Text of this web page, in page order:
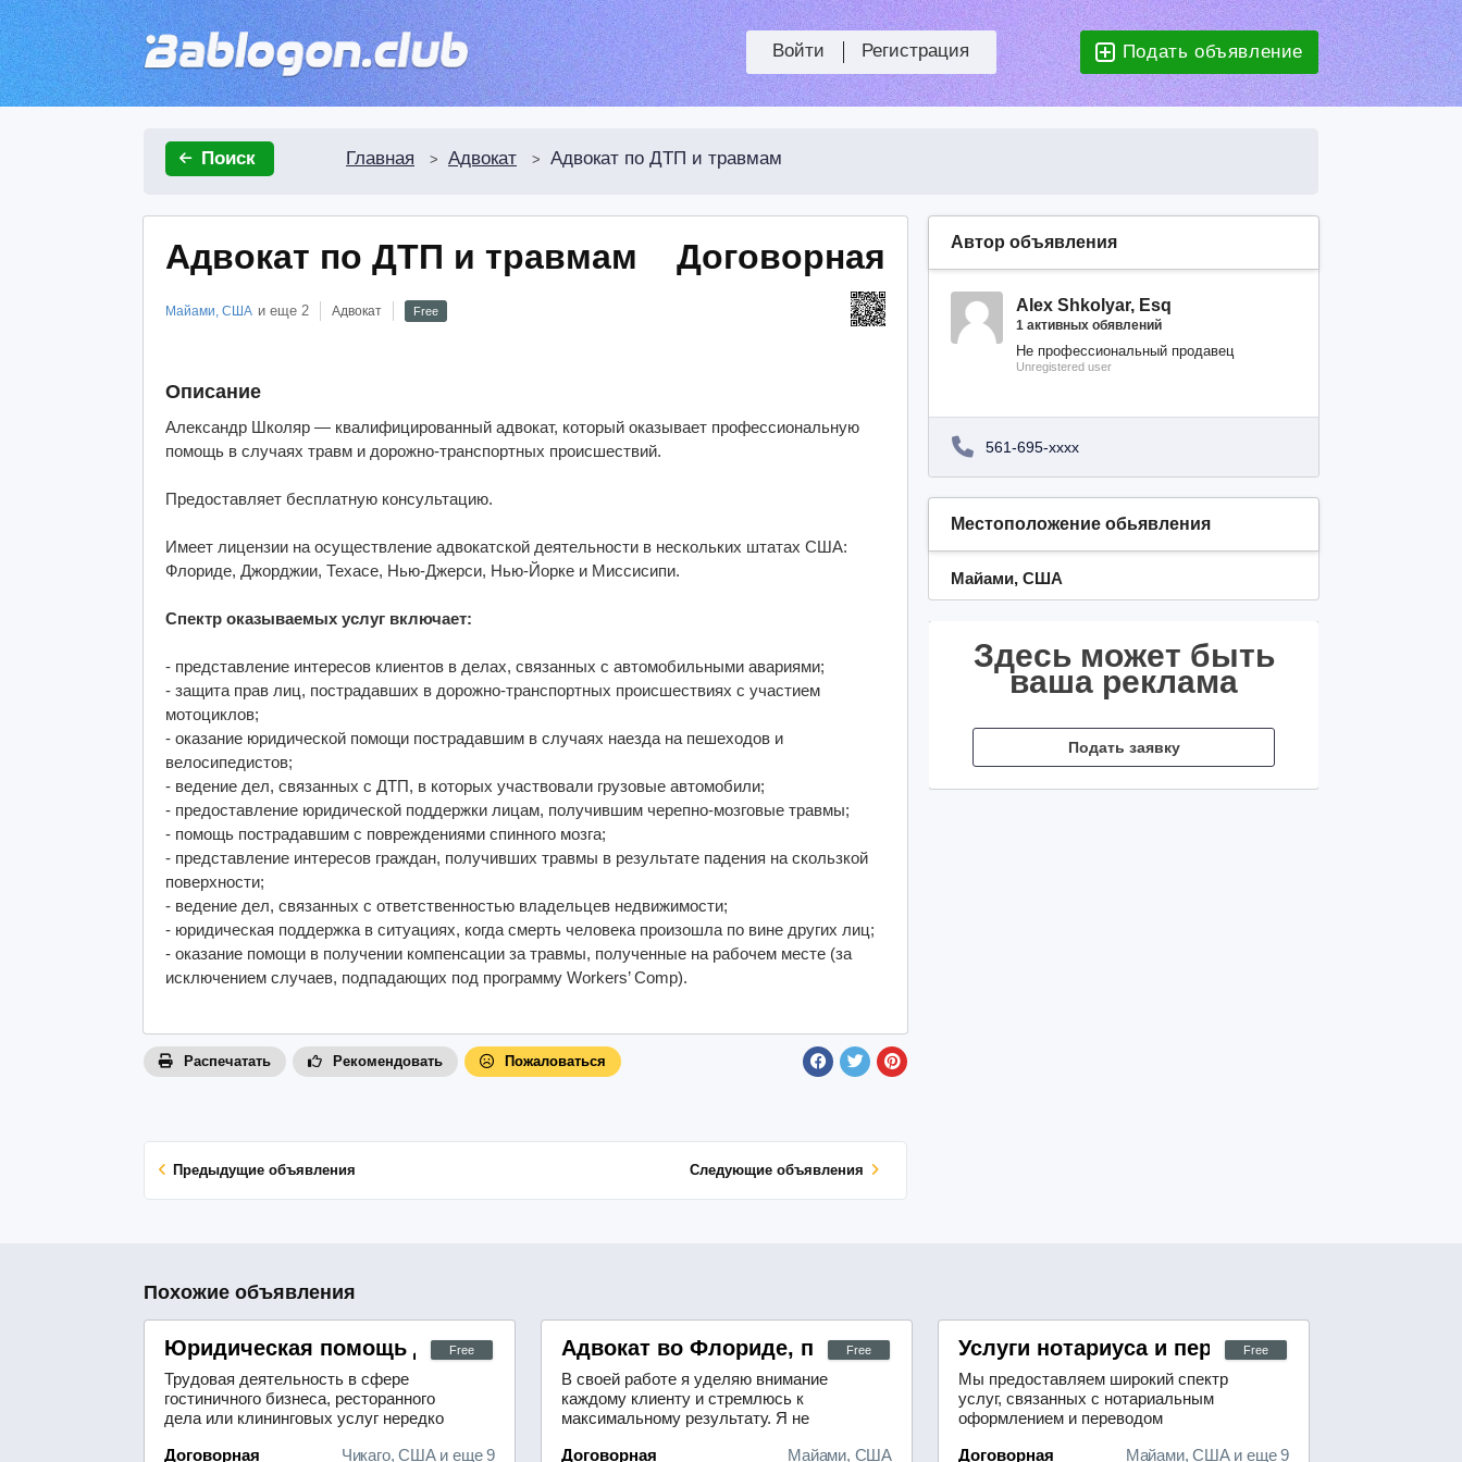
Подать объявление
Регистрация
Войти
Поиск Главная > Адвокат > Адвокат по ДТП и травмам
Договорная
Адвокат по ДТП и травмам
Майами, США и еще 2 Адвокат Free
Описание
Александр Школяр — квалифицированный адвокат, который оказывает профессиональную
помощь в случаях травм и дорожно-транспортных происшествий.
Предоставляет бесплатную консультацию.
Имеет лицензии на осуществление адвокатской деятельности в нескольких штатах США:
Флориде, Джорджии, Техасе, Нью-Джерси, Нью-Йорке и Миссисипи.
Спектр оказываемых услуг включает:
- представление интересов клиентов в делах, связанных с автомобильными авариями;
- защита прав лиц, пострадавших в дорожно-транспортных происшествиях с участием
мотоциклов;
- оказание юридической помощи пострадавшим в случаях наезда на пешеходов и
велосипедистов;
- ведение дел, связанных с ДТП, в которых участвовали грузовые автомобили;
- предоставление юридической поддержки лицам, получившим черепно-мозговые травмы;
- помощь пострадавшим с повреждениями спинного мозга;
- представление интересов граждан, получивших травмы в результате падения на скользкой
поверхности;
- ведение дел, связанных с ответственностью владельцев недвижимости;
- юридическая поддержка в ситуациях, когда смерть человека произошла по вине других лиц;
- оказание помощи в получении компенсации за травмы, полученные на рабочем месте (за
исключением случаев, подпадающих под программу Workers’ Comp).
Распечатать Рекомендовать Пожаловаться
Предыдущие объявления Cледующие объявления
Автор объявления
Alex Shkolyar, Esq
1 активных обявлений
Не профессиональный продавец
Unregistered user
561-695-xxxx
Местоположение обьявления
Майами, США
Здесь может быть
ваша реклама
Подать заявку
Похожие объявления
Free
Договорная Чикаго, США и еще 9
Юридическая помощь для работников сферы обслуживания
Трудовая деятельность в сфере
гостиничного бизнеса, ресторанного
дела или клининговых услуг нередко
сложностями, а если учитывать
Free
Договорная Майами, США
Адвокат во Флориде, по делам, связанным с ДТП, травмами и падениями
В своей работе я уделяю внимание
каждому клиенту и стремлюсь к
максимальному результату. Я не
клиента в юридических инстанциях
Free
Договорная Майами, США и еще 9
Услуги нотариуса и перевод документов США
Мы предоставляем широкий спектр
услуг, связанных с нотариальным
оформлением и переводом
наши услуги входят:- нотариальное